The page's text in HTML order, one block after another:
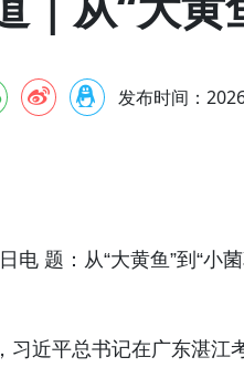
发布时间：
电 题：从“大黄鱼”到“小
习近平总书记在广东湛江